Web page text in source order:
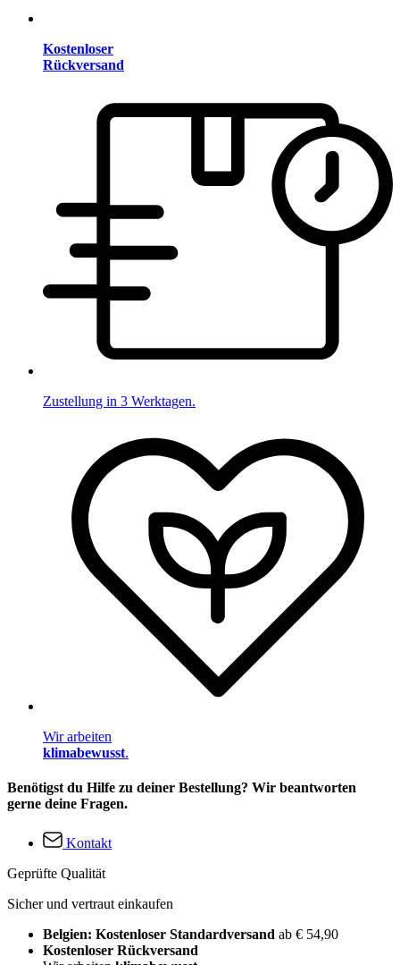
Kostenloser
Rückversand
Zustellung in 3 Werktagen.
Wir arbeiten
klimabewusst.
Benötigst du Hilfe zu deiner Bestellung? Wir beantworten
gerne deine Fragen.
Kontakt
Geprüfte Qualität
Sicher und vertraut einkaufen
Belgien: Kostenloser Standardversand ab € 54,90
Kostenloser Rückversand